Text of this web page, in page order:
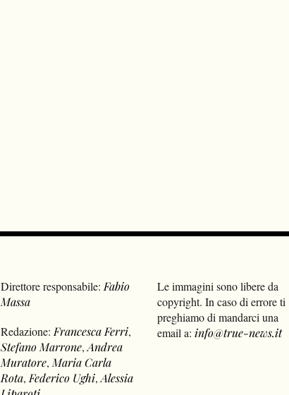
Direttore responsabile:Fabio
Massa
Redazione:Francesca Ferri,
Stefano Marrone,Andrea
Muratore,Maria Carla
Rota,Federico Ughi,Alessia
Le immagini sono libere da
copyright. In caso di errore ti
preghiamo di mandarci una
email a: info@true-news.it